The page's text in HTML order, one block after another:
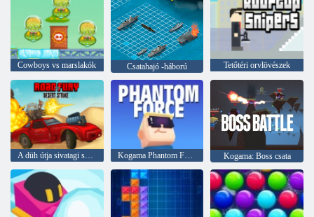
Cowboys vs marslakók Csatahajó -háború Tetőtéri orvlövészek
A düh útja sivatagi sztrájk Kogama Phantom Force Kogama: Boss csata